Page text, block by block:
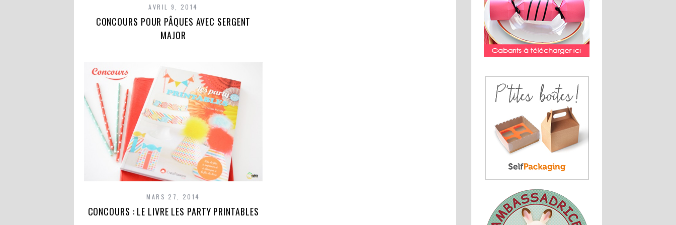
AVRIL 9, 2014
CONCOURS POUR PÂQUES AVEC SERGENT
MAJOR
MARS 27, 2014
CONCOURS : LE LIVRE LES PARTY PRINTABLES